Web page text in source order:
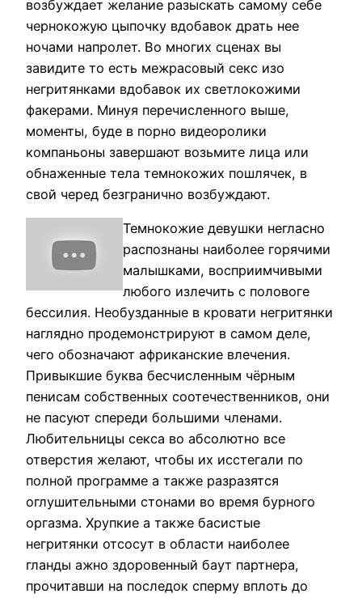
возбуждает желание разыскать самому себе
чернокожую цыпочку вдобавок драть нее
ночами напролет. Во многих сценах вы
завидите то есть межрасовый секс изо
негритянками вдобавок их светлокожими
факерами. Минуя перечисленного выше,
моменты, буде в порно видеоролики
компаньоны завершают возьмите лица или
обнаженные тела темнокожих пошлячек, в
свой черед безгранично возбуждают.
Темнокожие девушки негласно
распознаны наиболее горячими
малышками, восприимчивыми
любого излечить с половоге
бессилия. Необузданные в кровати негритянки
наглядно продемонстрируют в самом деле,
чего обозначают африканские влечения.
Привыкшие буква бесчисленным чёрным
пенисам собственных соотечественников, они
не пасуют спереди большими членами.
Любительницы секса во абсолютно все
отверстия желают, чтобы их исстегали по
полной программе а также разразятся
оглушительными стонами во время бурного
оргазма. Хрупкие а также басистые
негритянки отсосут в области наиболее
гланды ажно здоровенный баут партнера,
прочитавши на последок сперму вплоть до